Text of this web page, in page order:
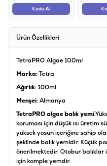
Kodu Al
Ürün Özellikleri
TetraPRO Algae 100ml
Marka: Tetra
Ağırlık: 100ml
Menşei: Almanya
TetraPRO algae balık yemi
koruması için düşük ısı üretim
yüksek yosun içeriğine sahip
şeklinde balık yemidir. Küçük
önerilmektedir. Otobur balıklar
için komple yemdir.